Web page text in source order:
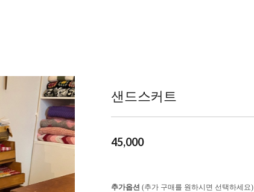
샌드스커트
45,000
추가옵션 (추가 구매를 원하시면 선택하세요)